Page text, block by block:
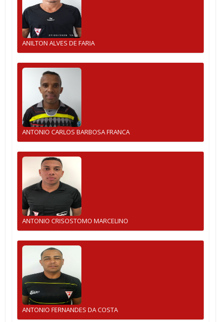
ANILTON ALVES DE FARIA
ANTONIO CARLOS BARBOSA FRANCA
ANTONIO CRISOSTOMO MARCELINO
ANTONIO FERNANDES DA COSTA